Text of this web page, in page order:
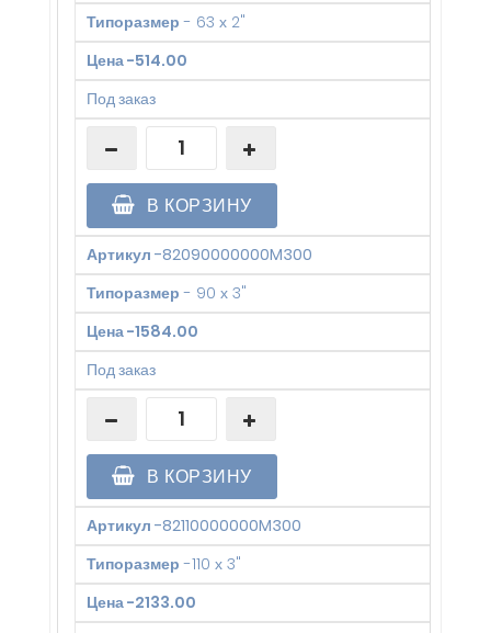
Типоразмер - 63 х 2"
Цена-514.00
Под заказ
В КОРЗИНУ
Артикул -82090000000M300
Типоразмер - 90 х 3"
Цена-1584.00
Под заказ
В КОРЗИНУ
Артикул -82110000000M300
Типоразмер -110 х 3"
Цена-2133.00